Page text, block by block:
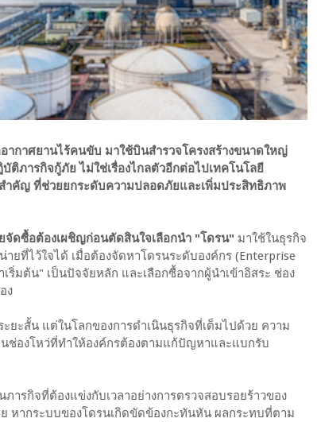
กาศยานไร้คนขับ มาใช้บินสำรวจโครงสร้างขนาดใหญ่
ภารกิจกู้ภัย ไม่ใช่เรื่องไกลตัวอีกต่อไปเทคโนโลยี
ำคัญ ที่ช่วยยกระดับความปลอดภัยและเพิ่มประสิทธิภาพ
ดซื้อต้องเผชิญก่อนตัดสินใจเลือกนำ "โดรน" มาใช้ในธุรกิจ
ยที่ไว้ใจได้ เมื่อต้องจัดหาโดรนระดับองค์กร (Enterprise
มต้น" เป็นปัจจัยหลัก และเลือกซื้อจากผู้นำเข้าอิสระ ช่อง
ง
ะสั้น แต่ในโลกของการดำเนินธุรกิจที่เต็มไปด้วย ความ
ช่องโหว่ที่ทำให้องค์กรต้องตามแก้ปัญหาและแบกรับ
ภารกิจที่ต้องแข่งกับเวลาอย่างการตรวจสอบรอยร้าวของ
หากระบบของโดรนเกิดขัดข้องกะทันหัน ผลกระทบที่ตาม